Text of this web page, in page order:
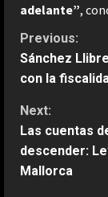
adelante”,
C
o
n
t
i
Previous:
Sánchez
con la
Next:
Las cuentas
descender:
Mallorca